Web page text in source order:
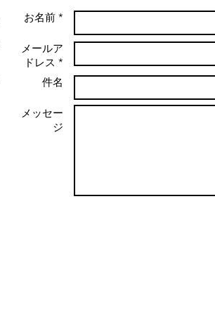
お名前 *
メールア
ドレス *
件名
メッセー
ジ